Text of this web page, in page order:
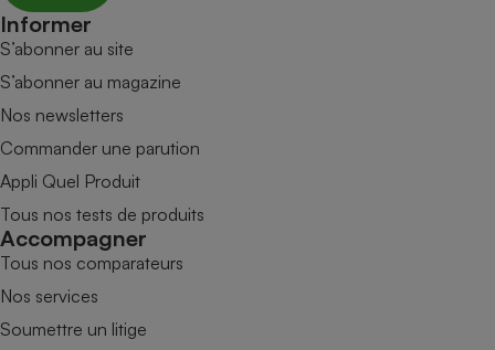
Informer
S’abonner au site
S’abonner au magazine
Nos newsletters
Commander une parution
Appli Quel Produit
Tous nos tests de produits
Accompagner
Tous nos comparateurs
Nos services
Soumettre un litige